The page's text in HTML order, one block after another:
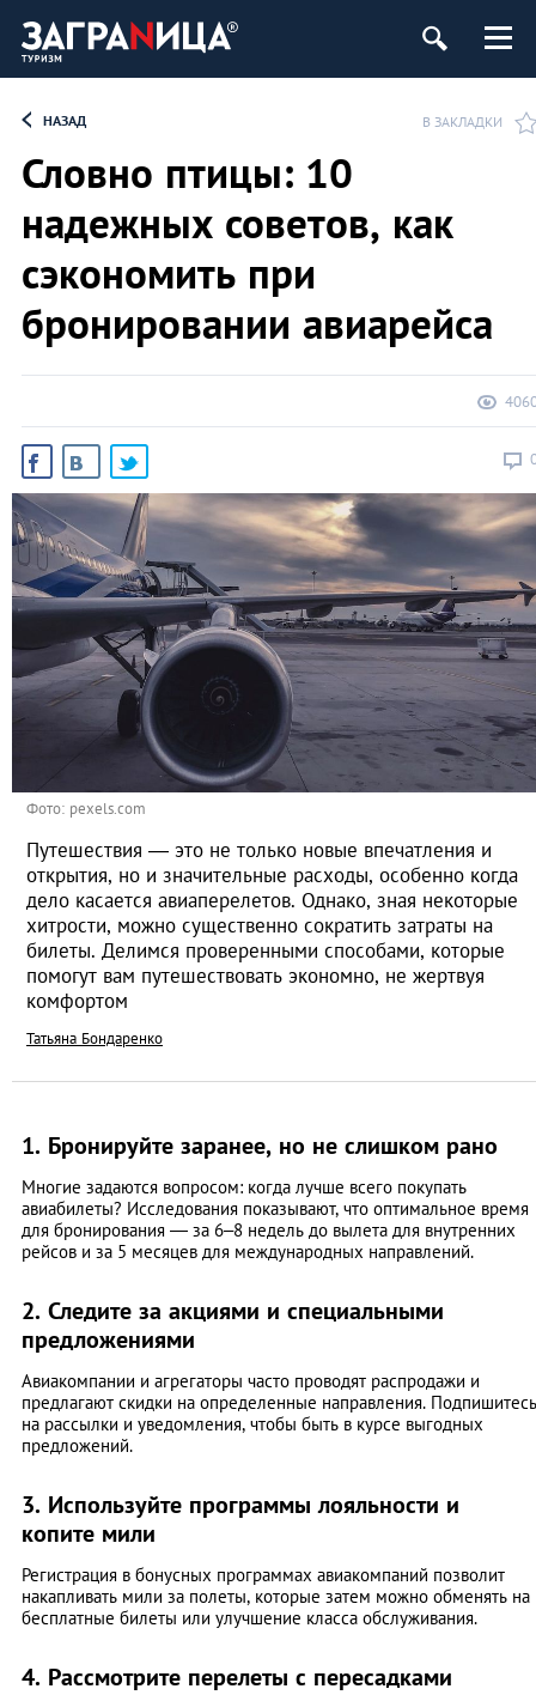
НАЗАД В ЗАКЛАДКИ
Словно птицы: 10
надежных советов, как
сэкономить при
бронировании авиарейса
Фото: pexels.com
Путешествия — это не только новые впечатления и
открытия, но и значительные расходы, особенно когда
дело касается авиаперелетов. Однако, зная некоторые
хитрости, можно существенно сократить затраты на
билеты. Делимся проверенными способами, которые
помогут вам путешествовать экономно, не жертвуя
комфортом
Татьяна Бондаренко
1. Бронируйте заранее, но не слишком рано
Многие задаются вопросом: когда лучше всего покупать
авиабилеты? Исследования показывают, что оптимальное время
для бронирования — за 6–8 недель до вылета для внутренних
рейсов и за 5 месяцев для международных направлений.
2. Следите за акциями и специальными
предложениями
Авиакомпании и агрегаторы часто проводят распродажи и
предлагают скидки на определенные направления. Подпишитесь
на рассылки и уведомления, чтобы быть в курсе выгодных
предложений.
3. Используйте программы лояльности и
копите мили
Регистрация в бонусных программах авиакомпаний позволит
накапливать мили за полеты, которые затем можно обменять на
бесплатные билеты или улучшение класса обслуживания.
4. Рассмотрите перелеты с пересадками